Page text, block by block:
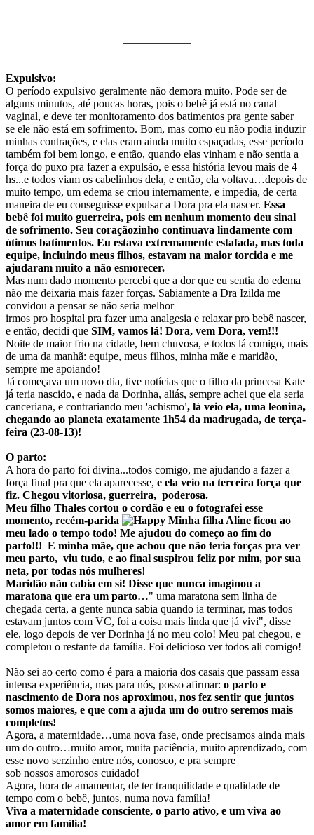
——————
Expulsivo:
O período expulsivo geralmente não demora muito. Pode ser de
alguns minutos, até poucas horas, pois o bebê já está no canal
vaginal, e deve ter monitoramento dos batimentos pra gente saber
se ele não está em sofrimento. Bom, mas como eu não podia induzir
minhas contrações, e elas eram ainda muito espaçadas, esse período
também foi bem longo, e então, quando elas vinham e não sentia a
força do puxo pra fazer a expulsão, e essa história levou mais de 4
hs...e todos viam os cabelinhos dela, e então, ela voltava…depois de
muito tempo, um edema se criou internamente, e impedia, de certa
maneira de eu conseguisse expulsar a Dora pra ela nascer. Essa
bebê foi muito guerreira, pois em nenhum momento deu sinal
de sofrimento. Seu coraçãozinho continuava lindamente com
ótimos batimentos. Eu estava extremamente estafada, mas toda
equipe, incluindo meus filhos, estavam na maior torcida e me
ajudaram muito a não esmorecer.
Mas num dado momento percebi que a dor que eu sentia do edema
não me deixaria mais fazer forças. Sabiamente a Dra Izilda me
convidou a pensar se não seria melhor
irmos pro hospital pra fazer uma analgesia e relaxar pro bebê nascer,
e então, decidi que SIM, vamos lá! Dora, vem Dora, vem!!!
Noite de maior frio na cidade, bem chuvosa, e todos lá comigo, mais
de uma da manhã: equipe, meus filhos, minha mãe e maridão,
sempre me apoiando!
Já começava um novo dia, tive notícias que o filho da princesa Kate
já teria nascido, e nada da Dorinha, aliás, sempre achei que ela seria
canceriana, e contrariando meu 'achismo', lá veio ela, uma leonina,
chegando ao planeta exatamente 1h54 da madrugada, de terça-
feira (23-08-13)!
O parto:
A hora do parto foi divina...todos comigo, me ajudando a fazer a
força final pra que ela aparecesse, e ela veio na terceira força que
fiz. Chegou vitoriosa, guerreira, poderosa.
Meu filho Thales cortou o cordão e eu o fotografei esse
momento, recém-parida
Minha filha Aline ficou ao
meu lado o tempo todo! Me ajudou do começo ao fim do
parto!!! E minha mãe, que achou que não teria forças pra ver
meu parto, viu tudo, e ao final suspirou feliz por mim, por sua
neta, por todas nós mulheres!
Maridão não cabia em si! Disse que nunca imaginou a
maratona que era um parto…" uma maratona sem linha de
chegada certa, a gente nunca sabia quando ia terminar, mas todos
estavam juntos com VC, foi a coisa mais linda que já vivi", disse
ele, logo depois de ver Dorinha já no meu colo! Meu pai chegou, e
completou o restante da família. Foi delicioso ver todos ali comigo!
Não sei ao certo como é para a maioria dos casais que passam essa
intensa experiência, mas para nós, posso afirmar: o parto e
nascimento de Dora nos aproximou, nos fez sentir que juntos
somos maiores, e que com a ajuda um do outro seremos mais
completos!
Agora, a maternidade…uma nova fase, onde precisamos ainda mais
um do outro…muito amor, muita paciência, muito aprendizado, com
esse novo serzinho entre nós, conosco, e pra sempre
sob nossos amorosos cuidado!
Agora, hora de amamentar, de ter tranquilidade e qualidade de
tempo com o bebê, juntos, numa nova família!
Viva a maternidade consciente, o parto ativo, e um viva ao
amor em família!